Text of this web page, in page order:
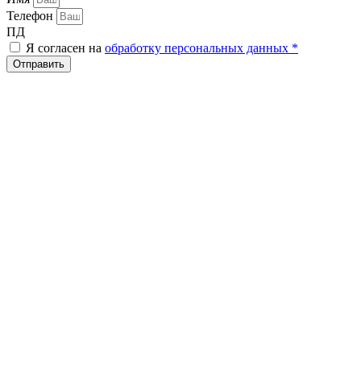
Телефон
ПД
Я согласен на обработку персональных данных *
Отправить